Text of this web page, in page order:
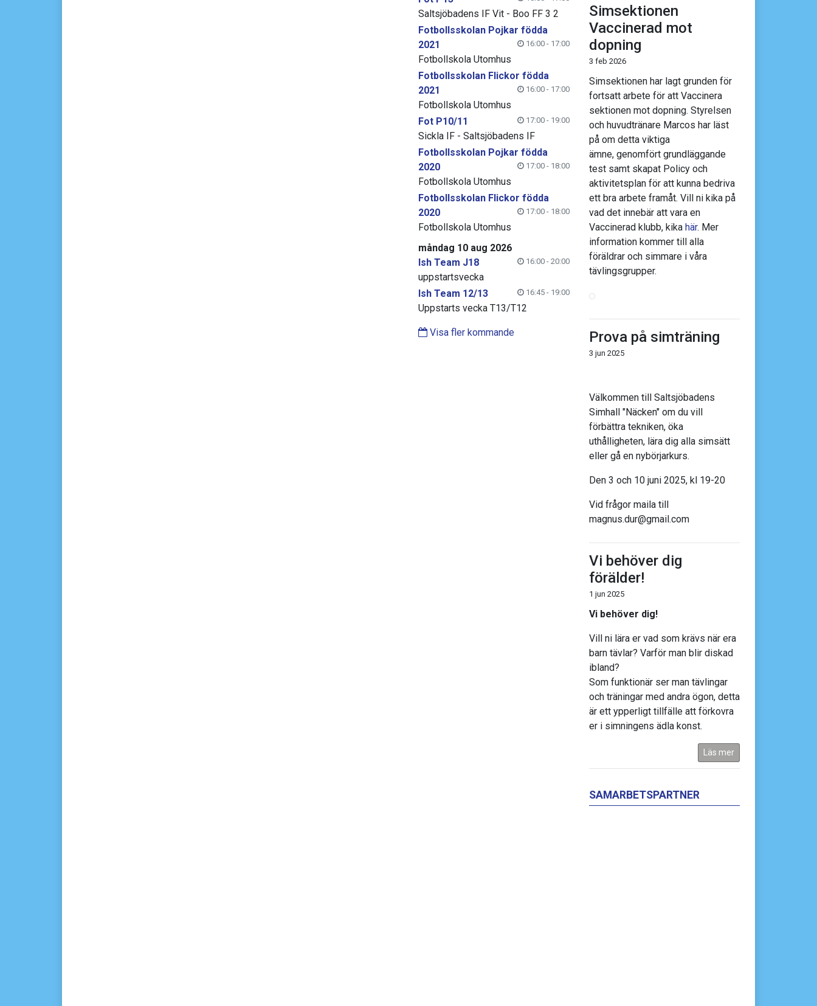
Saltsjöbadens IF Vit - Boo FF 3 2
Fotbollsskolan Pojkar födda
2021
16:00 - 17:00
Fotbollskola Utomhus
Fotbollsskolan Flickor födda
2021
16:00 - 17:00
Fotbollskola Utomhus
Fot P10/11
17:00 - 19:00
Sickla IF - Saltsjöbadens IF
Fotbollsskolan Pojkar födda
2020
17:00 - 18:00
Fotbollskola Utomhus
Fotbollsskolan Flickor födda
2020
17:00 - 18:00
Fotbollskola Utomhus
måndag 10 aug 2026
Ish Team J18
16:00 - 20:00
uppstartsvecka
Ish Team 12/13
16:45 - 19:00
Uppstarts vecka T13/T12
Visa fler kommande
Simsektionen
Vaccinerad mot
dopning
3 feb 2026
Simsektionen har lagt grunden för
fortsatt arbete för att Vaccinera
sektionen mot dopning. Styrelsen
och huvudtränare Marcos har läst
på om detta viktiga
ämne, genomfört grundläggande
test samt skapat Policy och
aktivitetsplan för att kunna bedriva
ett bra arbete framåt. Vill ni kika på
vad det innebär att vara en
Vaccinerad klubb, kika här. Mer
information kommer till alla
föräldrar och simmare i våra
tävlingsgrupper.
Prova på simträning
3 jun 2025
Välkommen till Saltsjöbadens
Simhall "Näcken" om du vill
förbättra tekniken, öka
uthålligheten, lära dig alla simsätt
eller gå en nybörjarkurs.
Den 3 och 10 juni 2025, kl 19-20
Vid frågor maila till
magnus.dur@gmail.com
Vi behöver dig
förälder!
1 jun 2025
Vi behöver dig!
Vill ni lära er vad som krävs när era
barn tävlar? Varför man blir diskad
ibland?
Som funktionär ser man tävlingar
och träningar med andra ögon, detta
är ett ypperligt tillfälle att förkovra
er i simningens ädla konst.
Läs mer
SAMARBETSPARTNER